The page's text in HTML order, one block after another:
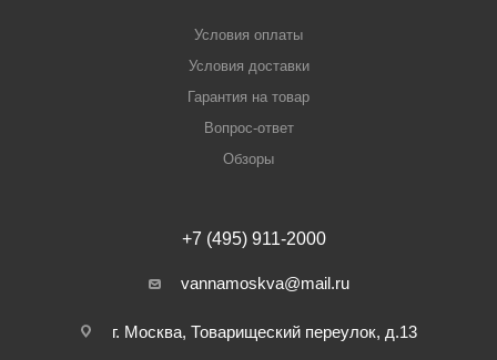
Условия оплаты
Условия доставки
Гарантия на товар
Вопрос-ответ
Обзоры
+7 (495) 911-2000
vannamoskva@mail.ru
г. Москва, Товарищеский переулок, д.13